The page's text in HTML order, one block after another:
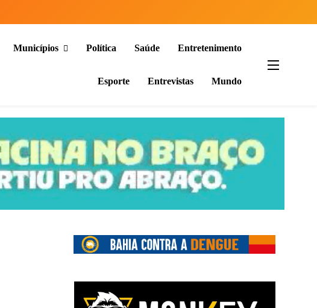
Municípios Política Saúde Entretenimento
Esporte Entrevistas Mundo